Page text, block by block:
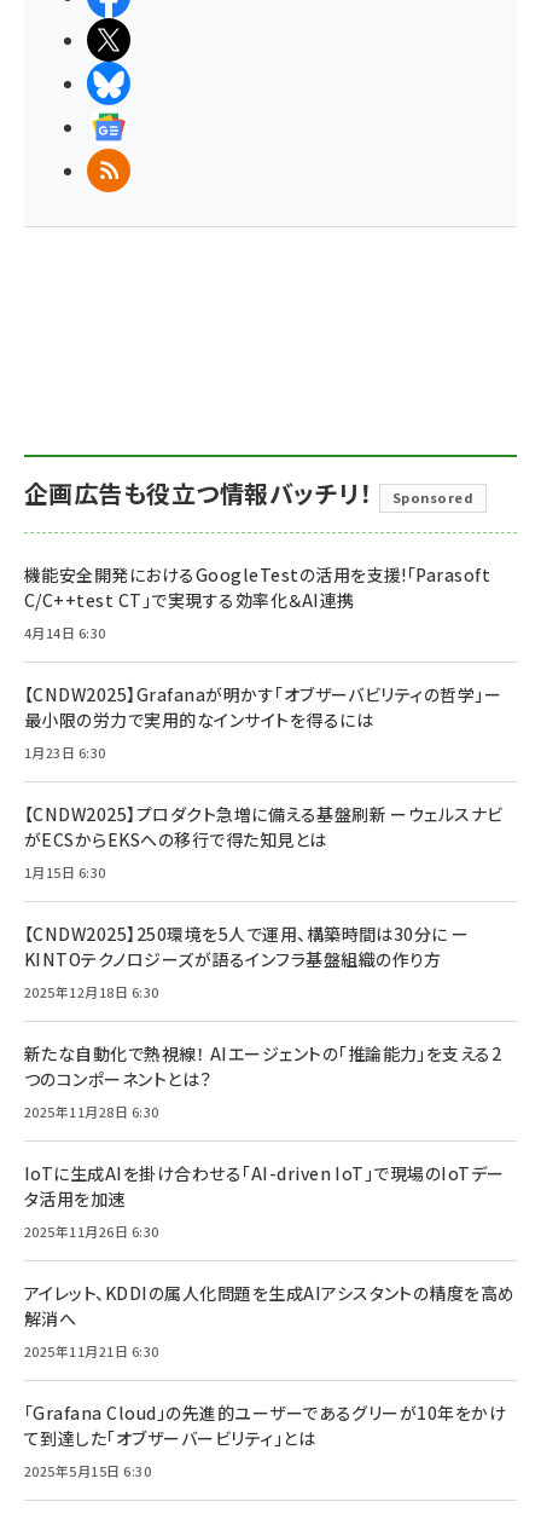
RSS
企画広告も役立つ情報バッチリ！ Sponsored
機能安全開発におけるGoogleTestの活用を支援!「Parasoft
C/C++test CT」で実現する効率化＆AI連携
4月14日 6:30
【CNDW2025】Grafanaが明かす「オブザーバビリティの哲学」ー
最小限の労力で実用的なインサイトを得るには
1月23日 6:30
【CNDW2025】プロダクト急増に備える基盤刷新 ーウェルスナビ
がECSからEKSへの移行で得た知見とは
1月15日 6:30
【CNDW2025】250環境を5人で運用、構築時間は30分に ー
KINTOテクノロジーズが語るインフラ基盤組織の作り方
2025年12月18日 6:30
新たな自動化で熱視線！ AIエージェントの「推論能力」を支える2
つのコンポーネントとは？
2025年11月28日 6:30
IoTに生成AIを掛け合わせる「AI-driven IoT」で現場のIoTデー
タ活用を加速
2025年11月26日 6:30
アイレット、KDDIの属人化問題を生成AIアシスタントの精度を高め
解消へ
2025年11月21日 6:30
「Grafana Cloud」の先進的ユーザーであるグリーが10年をかけ
て到達した「オブザーバービリティ」とは
2025年5月15日 6:30